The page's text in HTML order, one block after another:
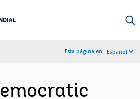
Esta página en: Español